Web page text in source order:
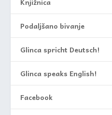
Podaljšano bivanje
Glinca spricht Deutsch!
Glinca speaks English!
Facebook